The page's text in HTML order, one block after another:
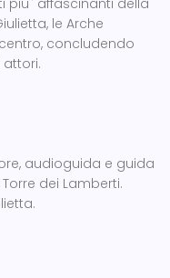
piu` affascinanti della
le Arche
concludendo
audioguida e guida
dei Lamberti.